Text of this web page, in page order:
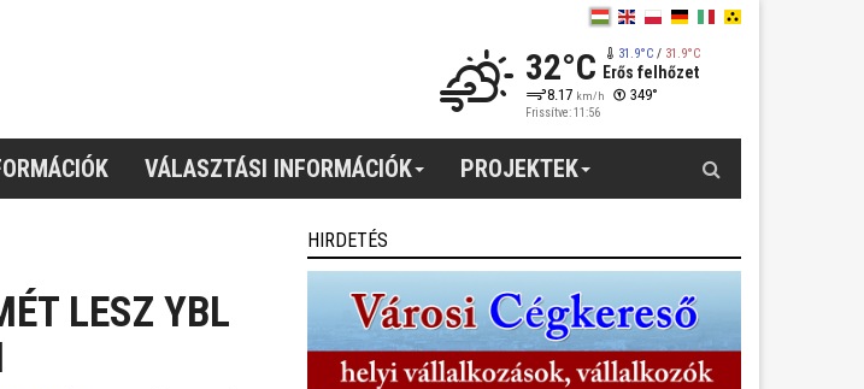
32°C 31.9°C/ 31.9°C
Erős felhőzet
8.17 km/h 349°
Frissítve: 11:56
VÁLASZTÁSI INFORMÁCIÓK PROJEKTEK
LESZ YBL
HIRDETÉS